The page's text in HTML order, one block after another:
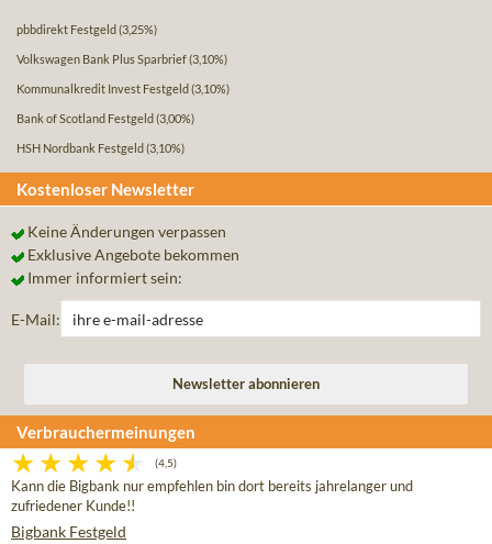
pbbdirekt Festgeld (3,25%)
Volkswagen Bank Plus Sparbrief(3,10%)
Kommunalkredit Invest Festgeld (3,10%)
Bank of Scotland Festgeld (3,00%)
HSH Nordbank Festgeld (3,10%)
Kostenloser Newsletter
Keine Änderungen verpassen
Exklusive Angebote bekommen
Immer informiert sein:
E-Mail:
Verbrauchermeinungen
(4,5)
Kann die Bigbank nur empfehlen bin dort bereits jahrelanger und
zufriedener Kunde!!
Bigbank Festgeld